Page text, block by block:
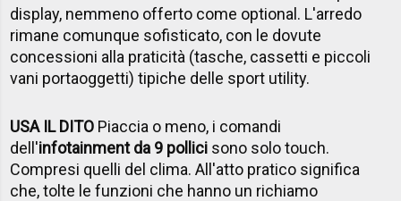
display, nemmeno offerto come optional. L'arredo
rimane comunque sofisticato, con le dovute
concessioni alla praticità (tasche, cassetti e piccoli
vani portaoggetti) tipiche delle sport utility.
USA IL DITO Piaccia o meno, i comandi
dell'infotainment da 9 pollici sono solo touch.
Compresi quelli del clima. All'atto pratico significa
che, tolte le funzioni che hanno un richiamo